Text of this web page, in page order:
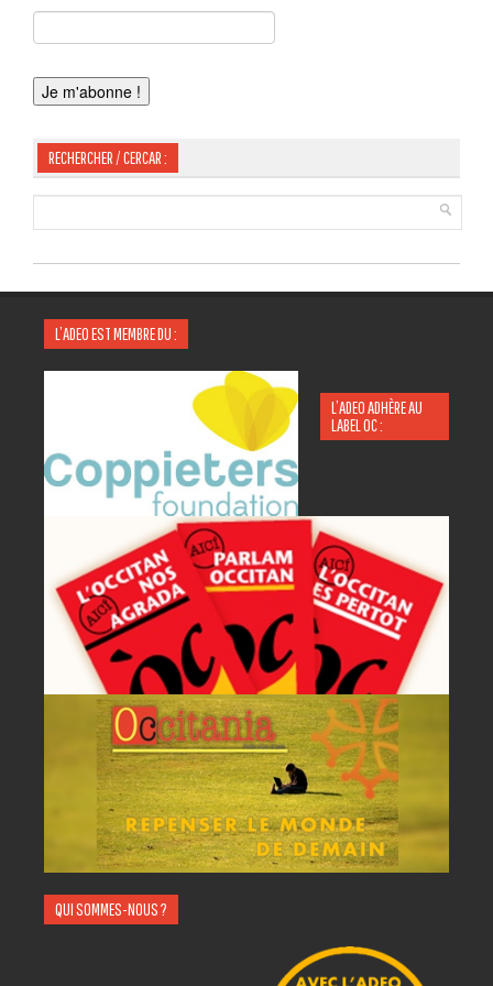
RECHERCHER / CERCAR :
L’ADEO EST MEMBRE DU :
L’ADEO ADHÈRE AU
LABEL OC :
QUI SOMMES-NOUS ?